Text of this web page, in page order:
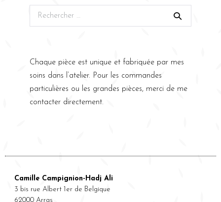
Chaque pièce est unique et fabriquée par mes
soins dans l’atelier. Pour les commandes
particulières ou les grandes pièces, merci de me
contacter directement.
Camille Campignion-Hadj Ali
3 bis rue Albert 1er de Belgique
62000 Arras